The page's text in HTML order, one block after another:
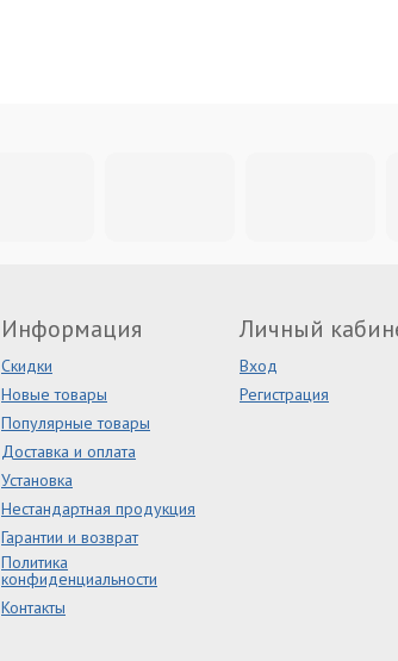
Информация
Скидки
Новые товары
Популярные товары
Доставка и оплата
Установка
Нестандартная продукция
Гарантии и возврат
Политика
конфиденциальности
Контакты
Личный
Вход
Регистрация